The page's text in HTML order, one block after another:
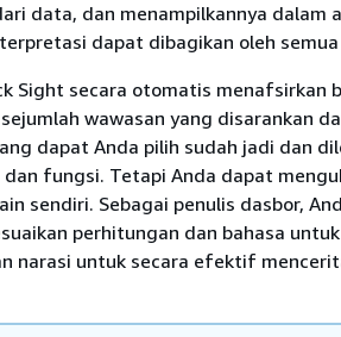
data, dan menampilkannya dalam
dapat dibagikan oleh
Sight secara otomatis menafsirkan
wawasan yang disarankan
dapat Anda pilih sudah jadi dan
fungsi. Tetapi Anda dapat
sendiri. Sebagai penulis dasbor,
perhitungan dan bahasa
narasi untuk secara efektif